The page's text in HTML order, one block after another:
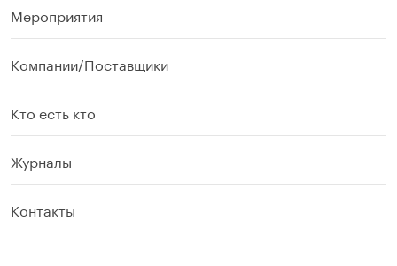
Мероприятия
Компании/Поставщики
Кто есть кто
Журналы
Контакты